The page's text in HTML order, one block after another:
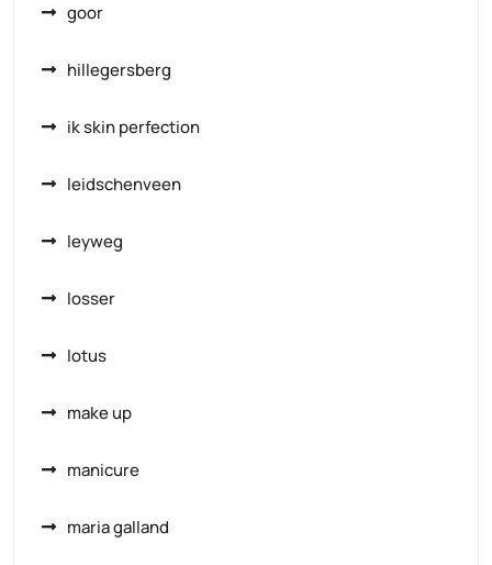
goor
hillegersberg
ik skin perfection
leidschenveen
leyweg
losser
lotus
make up
manicure
maria galland